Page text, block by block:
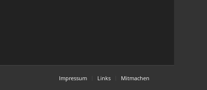
Impressum Links Mitmachen